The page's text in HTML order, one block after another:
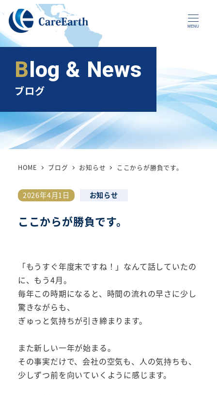
メ
イ
ン
コ
へ
移
動
MENU
Blog & News
ブログ
HOME ブログ お知らせ ここからが勝負です。
ここからが勝負です。
投稿日
2026年4月1日 カテゴリー
お知らせ
「もうすぐ年度末ですね！」なんて話していたの
に、もう4月。
毎年この時期になると、時間の流れの早さに少し
驚きながらも、
ぎゅっと気持ちが引き締まります。
また新しい一年が始まる。
その事実だけで、会社の空気も、人の気持ちも、
少しずつ前を向いていくように感じます。